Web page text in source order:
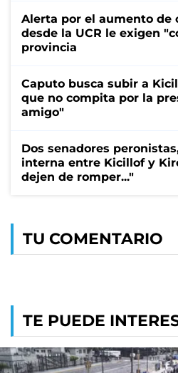
Alerta por el aumento de
desde la UCR le exigen
provincia
Caputo busca subir a
que no compita por la
amigo"
Dos senadores
interna entre Kicillof y
dejen de romper..."
TU COMENTARIO
TE PUEDE